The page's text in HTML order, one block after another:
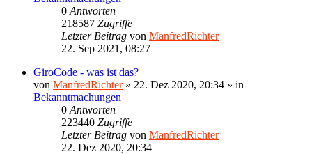
0 Antworten
218587 Zugriffe
Letzter Beitrag von ManfredRichter
22. Sep 2021, 08:27
GiroCode - was ist das?
von ManfredRichter» 22. Dez 2020, 20:34 » in
Bekanntmachungen
0 Antworten
223440 Zugriffe
Letzter Beitrag von ManfredRichter
22. Dez 2020, 20:34